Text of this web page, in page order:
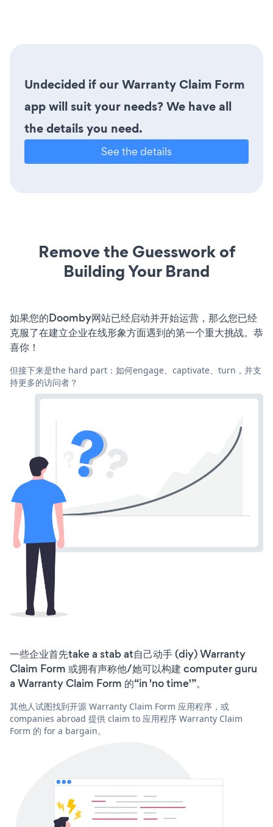
Undecided if our Warranty Claim Form
app will suit your needs? We have all
the details you need.
See the details
Remove the Guesswork of
Building Your Brand
如果您的Doomby网站已经启动并开始运营，那么您已经
克服了在建立企业在线形象方面遇到的第一个重大挑战。恭
喜你！
但接下来是the hard part：如何engage、captivate、turn，并支
持更多的访问者？
一些企业首先take a stab at自己动手 (diy) Warranty
Claim Form 或拥有声称他/她可以构建 computer guru
a Warranty Claim Form 的“in 'no time'”。
其他人试图找到开源 Warranty Claim Form 应用程序，或
companies abroad 提供 claim to 应用程序 Warranty Claim
Form 的 for a bargain。